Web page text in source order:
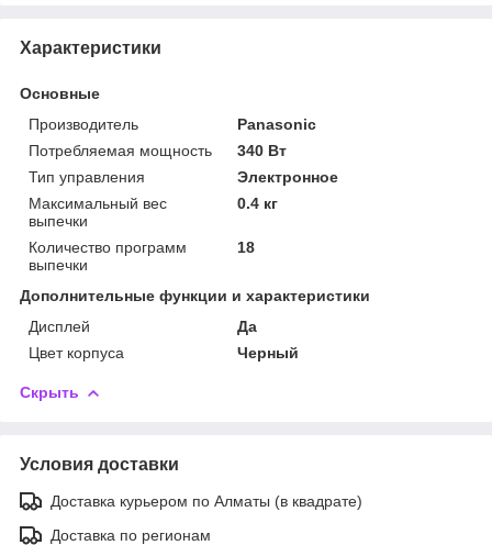
Характеристики
Основные
Производитель
Panasonic
Потребляемая мощность
340 Вт
Тип управления
Электронное
Максимальный вес
выпечки
0.4 кг
Количество программ
выпечки
18
Дополнительные функции и характеристики
Дисплей
Да
Цвет корпуса
Черный
Скрыть
Условия доставки
Доставка курьером по Алматы (в квадрате)
Доставка по регионам